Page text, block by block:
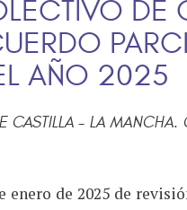
DE
AÑO 2025
CASTILLA - LA
enero de 2025 de